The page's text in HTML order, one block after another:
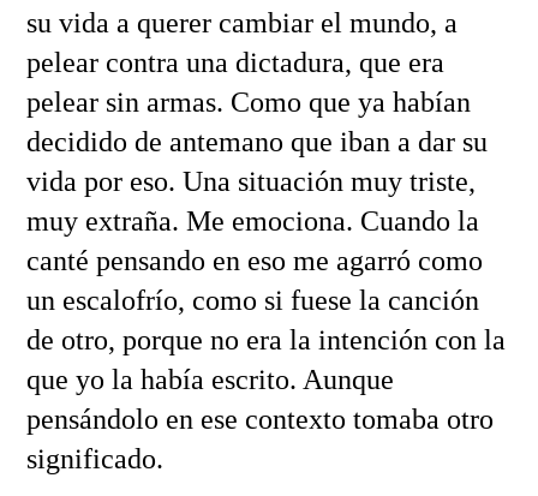
su vida a querer cambiar el mundo, a
pelear contra una dictadura, que era
pelear sin armas. Como que ya habían
decidido de antemano que iban a dar su
vida por eso. Una situación muy triste,
muy extraña. Me emociona. Cuando la
canté pensando en eso me agarró como
un escalofrío, como si fuese la canción
de otro, porque no era la intención con la
que yo la había escrito. Aunque
pensándolo en ese contexto tomaba otro
significado.